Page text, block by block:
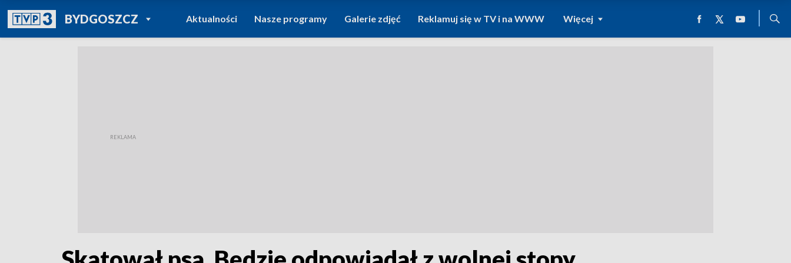
BYDGOSZCZPOWRÓT DO
TVP REGIONY
Aktualności Nasze programy Galerie zdjęć Reklamuj się w TV i na WWW Więcej